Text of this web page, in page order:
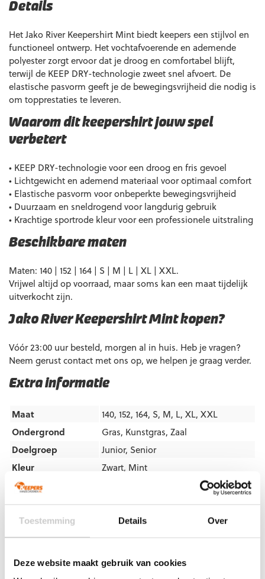
Toestemming Details Over
Deze website maakt gebruik van cookies
Artikelnummers
4067633200401
Maat: 140
Let op!
Houd rekening met 1-2 werkdagen extra levertijd
voor bedrukte artikelen.
Extra informatie
Maat
140, 152, 164, S, M, L, XL, XXL
Ondergrond
Gras, Kunstgras, Zaal
Doelgroep
Junior, Senior
Kleur
Zwart, Mint
Merk
Details
Het Jako River Keepershirt Mint biedt keepers een stijlvol en
functioneel ontwerp. Het vochtafvoerende en ademende
polyester zorgt ervoor dat je droog en comfortabel blijft,
terwijl de KEEP DRY-technologie zweet snel afvoert. De
elastische pasvorm geeft je de bewegingsvrijheid die nodig is
om topprestaties te leveren.
Waarom dit keepershirt jouw spel
verbetert
• KEEP DRY-technologie voor een droog en fris gevoel
• Lichtgewicht en ademend materiaal voor optimaal comfort
• Elastische pasvorm voor onbeperkte bewegingsvrijheid
• Duurzaam en sneldrogend voor langdurig gebruik
• Krachtige sportrode kleur voor een professionele uitstraling
Beschikbare maten
Maten: 140 | 152 | 164 | S | M | L | XL | XXL.
Vrijwel altijd op voorraad, maar soms kan een maat tijdelijk
uitverkocht zijn.
Jako River Keepershirt Mint kopen?
Vóór 23:00 uur besteld, morgen al in huis. Heb je vragen?
Neem gerust contact met ons op, we helpen je graag verder.